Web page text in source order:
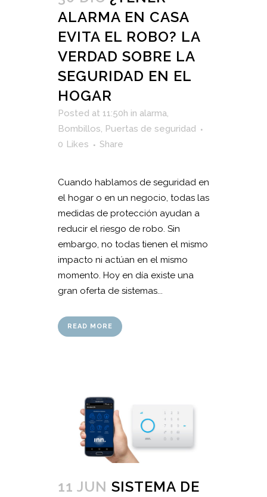
ALARMA EN CASA
EVITA EL ROBO? LA
VERDAD SOBRE LA
SEGURIDAD EN EL
HOGAR
Posted at 11:50h in alarma,
Bombillos, Puertas de seguridad
0 Likes Share
Cuando hablamos de seguridad en
el hogar o en un negocio, todas las
medidas de protección ayudan a
reducir el riesgo de robo. Sin
embargo, no todas tienen el mismo
impacto ni actúan en el mismo
momento. Hoy en día existe una
gran oferta de sistemas...
READ MORE
11 JUN SISTEMA DE